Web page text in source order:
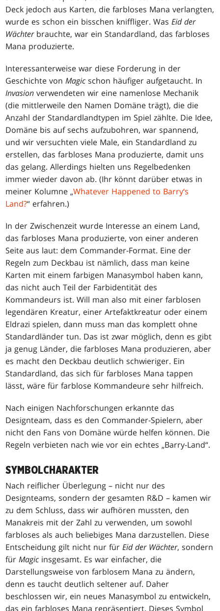
Deck jedoch aus Karten, die farbloses Mana verlangten,
wurde es schon ein bisschen kniffliger. WasEid der
Wächterbrauchte, war ein Standardland, das farbloses
Mana produzierte.
Interessanterweise war diese Forderung in der
Geschichte vonMagic schon häufiger aufgetaucht. In
Invasion verwendeten wir eine namenlose Mechanik
(die mittlerweile den Namen Domäne trägt), die die
Anzahl der Standardlandtypen im Spiel zählte. Die Idee,
Domäne bis auf sechs aufzubohren, war spannend,
und wir versuchten viele Male, ein Standardland zu
erstellen, das farbloses Mana produzierte, damit uns
das gelang. Allerdings hielten uns Regelbedenken
immer wieder davon ab. (Ihr könnt darüber etwas in
meiner Kolumne „Whatever Happened to Barry‘s
Land?“ erfahren.)
In der Zwischenzeit wurde Interesse an einem Land,
das farbloses Mana produzierte, von einer anderen
Seite aus laut: dem Commander-Format. Eine der
Regeln zum Deckbau ist nämlich, dass man keine
Karten mit einem farbigen Manasymbol haben kann,
das nicht auch Teil der Farbidentität des
Kommandeurs ist. Will man also mit einer farblosen
legendären Kreatur, einer Artefaktkreatur oder einem
Eldrazi spielen, dann muss man das komplett ohne
Standardländer tun. Das ist zwar möglich, denn es gibt
ja genug Länder, die farbloses Mana produzieren, aber
es macht den Deckbau deutlich schwieriger. Ein
Standardland, das sich für farbloses Mana tappen
lässt, wäre für farblose Kommandeure sehr hilfreich.
Nach einigen Nachforschungen erkannte das
Designteam, dass es den Commander-Spielern, aber
nicht den Fans von Domäne würde helfen können. Die
Regeln verbieten nach wie vor ein echtes „Barry-Land“.
SYMBOLCHARAKTER
Nach reiflicher Überlegung – nicht nur des
Designteams, sondern der gesamten R&D – kamen wir
zu dem Schluss, dass wir aufhören mussten, den
Manakreis mit der Zahl zu verwenden, um sowohl
farbloses als auch beliebiges Mana darzustellen. Diese
Entscheidung gilt nicht nur fürEid der Wächter, sondern
fürMagic insgesamt. Es war einfacher, die
Darstellungsweise von farblosem Mana zu ändern,
denn es taucht deutlich seltener auf. Daher
beschlossen wir, ein neues Manasymbol zu entwickeln,
das ein farbloses Mana repräsentiert. Dieses Symbol